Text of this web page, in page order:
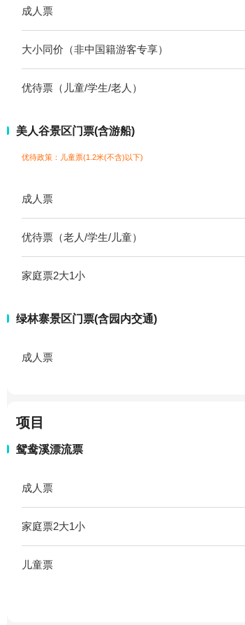
成人票
大小同价（非中国籍游客专享）
优待票（儿童/学生/老人）
美人谷景区门票(含游船)
优待政策：儿童票(1.2米(不含)以下)
成人票
优待票（老人/学生/儿童）
家庭票2大1小
绿林寨景区门票(含园内交通)
成人票
项目
鸳鸯溪漂流票
成人票
家庭票2大1小
儿童票